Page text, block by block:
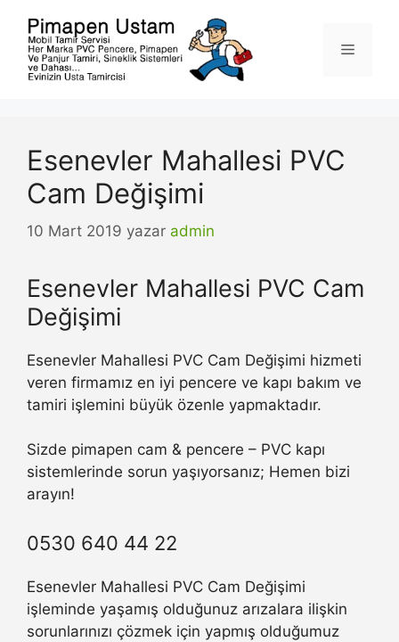
Menü
Esenevler Mahallesi PVC
Cam Değişimi
10 Mart 2019 yazar admin
Esenevler Mahallesi PVC Cam
Değişimi
Esenevler Mahallesi PVC Cam Değişimi hizmeti
veren firmamız en iyi pencere ve kapı bakım ve
tamiri işlemini büyük özenle yapmaktadır.
Sizde pimapen cam & pencere – PVC kapı
sistemlerinde sorun yaşıyorsanız; Hemen bizi
arayın!
0530 640 44 22
Esenevler Mahallesi PVC Cam Değişimi
işleminde yaşamış olduğunuz arızalara ilişkin
sorunlarınızı çözmek için yapmış olduğumuz